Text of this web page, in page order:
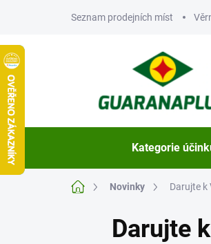
Seznam prodejních míst
Kategorie
Domů Novinky Darujte k
Darujte